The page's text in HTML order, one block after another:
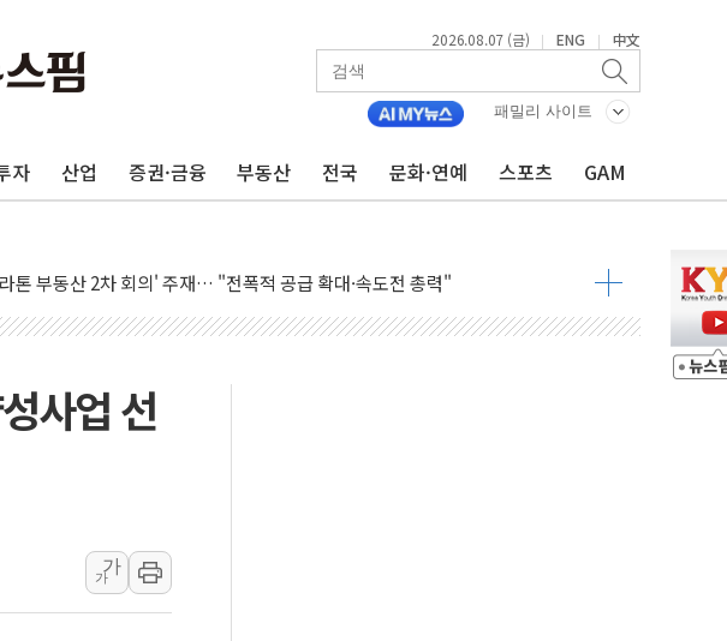
2026.08.07 (금) | ENG | 中文
패밀리 사이트
자 산업 증권·금융 부동산 전국 문화·연예 스포츠 GAM
주...아틀라시안·클라우드플레어·태양광주↑ VS 트레이드데스크·웬디스↓
MOU… "6·25 미군 실종자 7359명 끝까지 찾겠다"
시 정책특보 내정설...포항시 '시끌'
민국 다음 100년 밑거름…수도권 집중 완화 전환점"
리콘 관세 15% 부과…美 태양광주 급등
안의 만남
내 최대 규모 400MW 태양광 착공…여의도 1.6배 규모
유가 상승에 소폭 하락...금융주 낙폭 커
7250만원…써밋 클라비온 59㎡ 18억원대
또 충돌…반복되는 국토부-서울시 '정책 엇박자'
사업 선
가
가